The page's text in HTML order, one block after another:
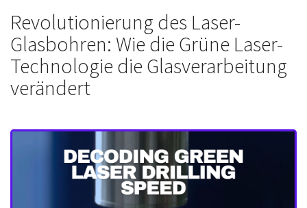
Revolutionierung des Laser-
Glasbohren: Wie die Grüne Laser-
Technologie die Glasverarbeitung
verändert